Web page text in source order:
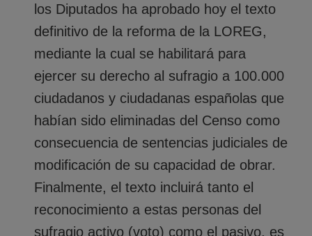
los Diputados ha aprobado hoy el texto
definitivo de la reforma de la LOREG,
mediante la cual se habilitará para
ejercer su derecho al sufragio a 100.000
ciudadanos y ciudadanas españolas que
habían sido eliminadas del Censo como
consecuencia de sentencias judiciales de
modificación de su capacidad de obrar.
Finalmente, el texto incluirá tanto el
reconocimiento a estas personas del
sufragio activo (voto) como el pasivo, es